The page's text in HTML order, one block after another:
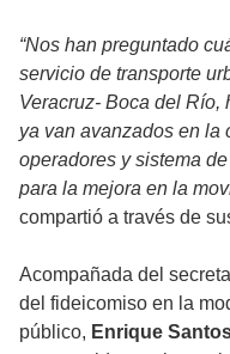
“Nos han preguntado
servicio de transporte
Veracruz- Boca del Río,
ya van avanzados en la
operadores y sistema
para la mejora en la
compartió a través de
Acompañada del
del fideicomiso en la
público, Enrique